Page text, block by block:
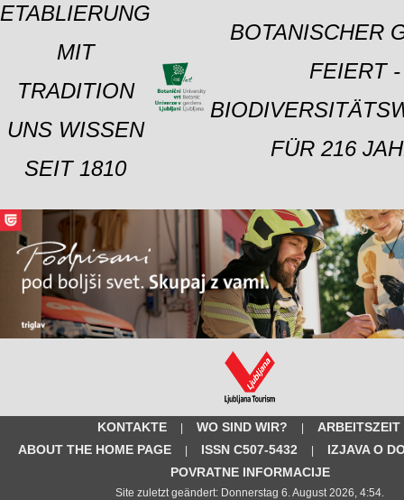
ETABLIERUNG
MIT
TRADITION
UNS WISSEN
SEIT 1810
BOTANISCHER
FEIERT -
FÜR 216
KONTAKTE WO SIND WIR?
ARBEITSZEIT
ABOUT THE HOME PAGE
ISSN C507-5432
IZJAVA O
POVRATNE INFORMACIJE
Site zuletzt geändert: Donnerstag 6. August 2026, 4:54.